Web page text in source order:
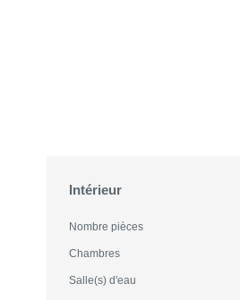
Intérieur
Nombre pièces
Chambres
Salle(s) d'eau